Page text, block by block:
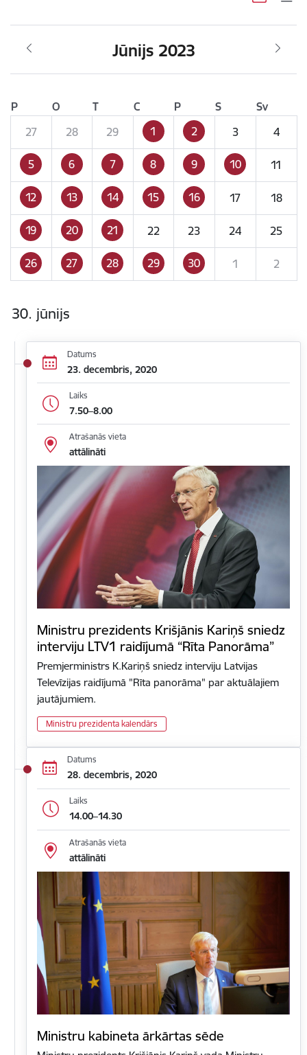
Jūnijs 2023
P O T C P S
Sv
27
28 29 1 2 3 4
5 6 7 8 9 10 11
12 13 14 15 16 17 18
19 20 21 22 23 24 25
26 27 28 29 30 1 2
30. jūnijs
Datums
23. decembris, 2020
Laiks
7.50–8.00
Atrašanās vieta
attālināti
Ministru prezidents Krišjānis Kariņš sniedz
interviju LTV1 raidījumā “Rīta Panorāma”
Premjerministrs K.Kariņš sniedz interviju Latvijas
Televīzijas raidījumā "Rīta panorāma" par aktuālajiem
jautājumiem.
Ministru prezidenta kalendārs
Datums
28. decembris, 2020
Laiks
14.00–14.30
Atrašanās vieta
attālināti
Ministru kabineta ārkārtas sēde